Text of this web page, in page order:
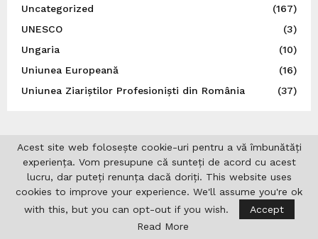
Uncategorized
(167)
UNESCO
(3)
Ungaria
(10)
Uniunea Europeană
(16)
Uniunea Ziariștilor Profesioniști din România
(37)
Acest site web folosește cookie-uri pentru a vă îmbunătăți
experiența. Vom presupune că sunteți de acord cu acest
lucru, dar puteți renunța dacă doriți. This website uses
cookies to improve your experience. We'll assume you're ok
with this, but you can opt-out if you wish.
Accept
Read More